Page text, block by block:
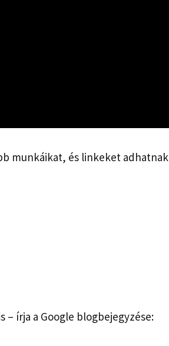
munkáikat, és linkeket adhatnak
– írja a Google blogbejegyzése: